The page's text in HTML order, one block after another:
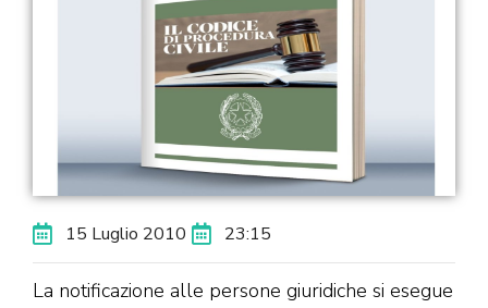
15 Luglio 2010 23:15
La notificazione alle persone giuridiche si esegue